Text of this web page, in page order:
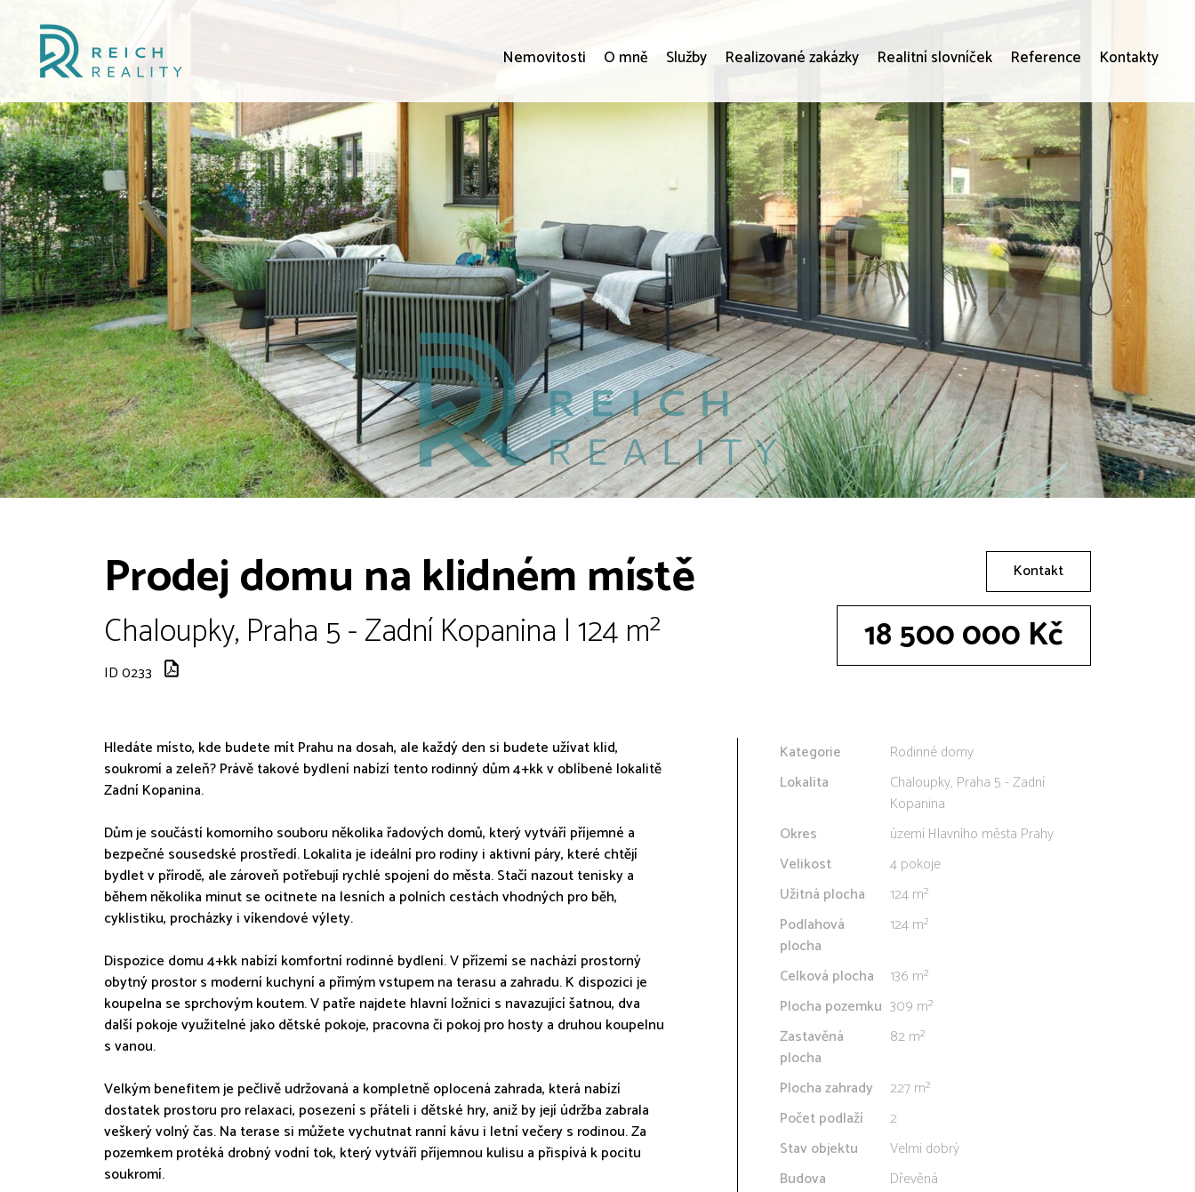
Nemovitosti O mně Služby Realizované zakázky Realitní slovníček Reference Kontakty
Prodej domu na klidném místě
Chaloupky, Praha 5 - Zadní Kopanina | 124 m²
ID 0233
Kontakt
18 500 000 Kč
Hledáte místo, kde budete mít Prahu na dosah, ale každý den si budete užívat klid,
soukromí a zeleň? Právě takové bydlení nabízí tento rodinný dům 4+kk v oblíbené lokalitě
Zadní Kopanina.
Dům je součástí komorního souboru několika řadových domů, který vytváří příjemné a
bezpečné sousedské prostředí. Lokalita je ideální pro rodiny i aktivní páry, které chtějí
bydlet v přírodě, ale zároveň potřebují rychlé spojení do města. Stačí nazout tenisky a
během několika minut se ocitnete na lesních a polních cestách vhodných pro běh,
cyklistiku, procházky i víkendové výlety.
Dispozice domu 4+kk nabízí komfortní rodinné bydlení. V přízemí se nachází prostorný
obytný prostor s moderní kuchyní a přímým vstupem na terasu a zahradu. K dispozici je
koupelna se sprchovým koutem. V patře najdete hlavní ložnici s navazující šatnou, dva
další pokoje využitelné jako dětské pokoje, pracovna či pokoj pro hosty a druhou koupelnu
s vanou.
Velkým benefitem je pečlivě udržovaná a kompletně oplocená zahrada, která nabízí
dostatek prostoru pro relaxaci, posezení s přáteli i dětské hry, aniž by její údržba zabrala
veškerý volný čas. Na terase si můžete vychutnat ranní kávu i letní večery s rodinou. Za
pozemkem protéká drobný vodní tok, který vytváří příjemnou kulisu a přispívá k pocitu
soukromí.
Kategorie
Rodinné domy
Lokalita
Chaloupky, Praha 5 - Zadní
Kopanina
Okres
území Hlavního města Prahy
Velikost
4 pokoje
Užitná plocha
124 m²
Podlahová
plocha
124 m²
Celková plocha
136 m²
Plocha pozemku 309 m²
Zastavěná
plocha
82 m²
Plocha zahrady
227 m²
Počet podlaží
2
Stav objektu
Velmi dobrý
Budova
Dřevěná